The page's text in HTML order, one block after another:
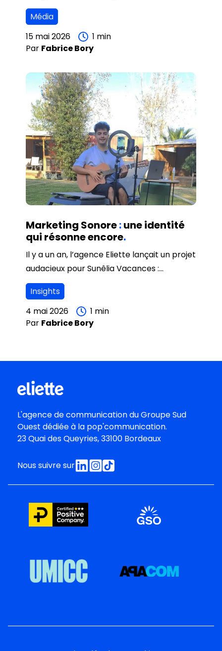
partir du 1er juillet 2026, des "frais de
localisation" de 3% seront appliqués sur
toutes les publicités diffusées en France sur
Facebook, Instagram, Messenger et
Média
15 mai 2026
1 min
Par FabriceBory
Marketing Sonore:une identité
qui résonne encore.
Il y a un an, l’agence Eliette lançait un projet
audacieux pour Sunêlia Vacances :
transformer l'expérience client en une
mélodie mémorable. En collaborant avec
l’artiste-influenceur Jules Rey, nous avons
parié sur le pouvoir du marketing sonore.
Insights
4 mai 2026
1 min
Par FabriceBory
L'agence de communication duGroupe Sud
Ouest dédiée à la pop'communication.
23 Quai des Queyries, 33100 Bordeaux
Nous suivre sur